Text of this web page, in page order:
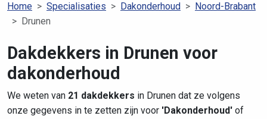
Home Specialisaties Dakonderhoud
Noord-Brabant
Drunen
Dakdekkers in Drunen voor
dakonderhoud
We weten van 21 dakdekkers in Drunen dat ze volgens
onze gegevens in te zetten zijn voor 'Dakonderhoud' of